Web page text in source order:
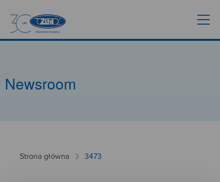
Newsroom
Strona główna 3473